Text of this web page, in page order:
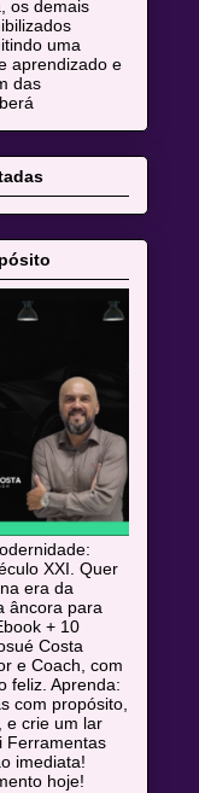
os demais
uma
aprendizado e
das
XXI. Quer
era da
âncora para
+ 10
Costa
e Coach, com
feliz. Aprenda:
com propósito,
e crie um lar
Ferramentas
imediata!
hoje!